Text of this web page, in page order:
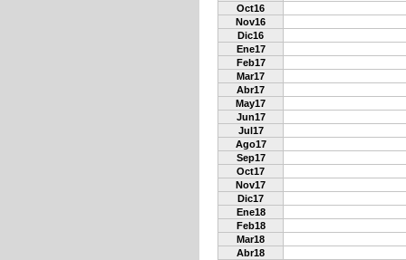
Oct16
Nov16
Dic16
Ene17
Feb17
Mar17
Abr17
May17
Jun17
Jul17
Ago17
Sep17
Oct17
Nov17
Dic17
Ene18
Feb18
Mar18
Abr18